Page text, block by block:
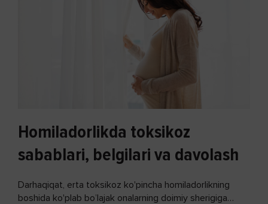
Homiladorlikda toksikoz
sabablari, belgilari va davolash
Darhaqiqat, erta toksikoz ko'pincha homiladorlikning
boshida ko'plab bo’lajak onalarning doimiy sherigiga